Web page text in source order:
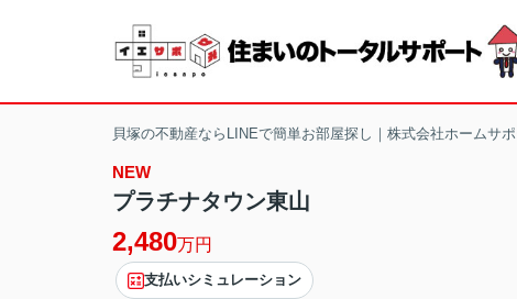
貝塚の不動産ならLINEで簡単お部屋探し｜株式会社ホームサポ
NEW
プラチナタウン東山
2,480万円
支払いシミュレーション